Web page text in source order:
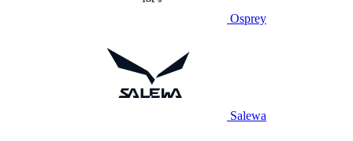
Osprey
Salewa